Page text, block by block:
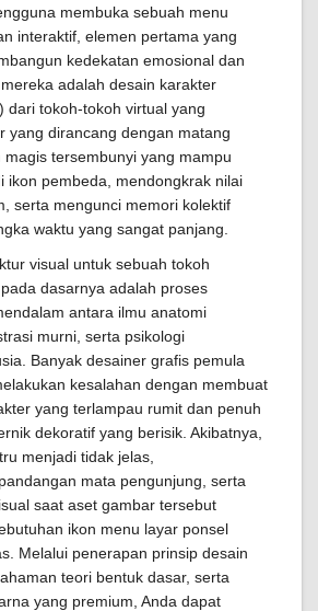
membuka sebuah menu
interaktif, elemen pertama yang
kedekatan emosional dan
adalah desain karakter
) dari tokoh-tokoh virtual yang
yang dirancang dengan matang
magis tersembunyi yang mampu
ikon pembeda, mendongkrak nilai
serta mengunci memori kolektif
waktu yang sangat panjang.
visual untuk sebuah tokoh
dasarnya adalah proses
antara ilmu anatomi
murni, serta psikologi
Banyak desainer grafis pemula
kesalahan dengan membuat
yang terlampau rumit dan penuh
dekoratif yang berisik. Akibatnya,
menjadi tidak jelas,
mata pengunjung, serta
saat aset gambar tersebut
ikon menu layar ponsel
Melalui penerapan prinsip desain
teori bentuk dasar, serta
yang premium, Anda dapat